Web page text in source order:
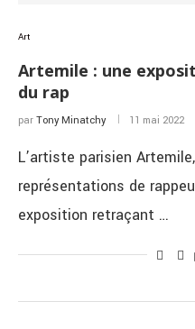
Art
Artemile : une
du rap
par Tony Minatchy 11 mai 2022
L’artiste parisien
représentations de
exposition retraçant …